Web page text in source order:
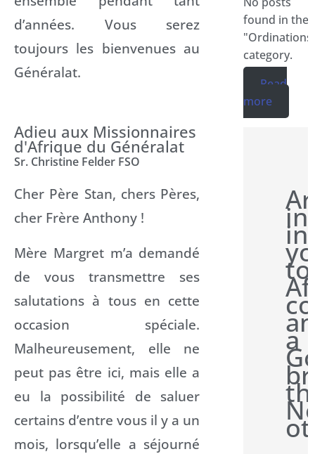
d’années. Vous serez
toujours les bienvenues au
Généralat.
Adieu aux Missionnaires
d'Afrique du Généralat
Sr. Christine Felder FSO
Cher Père Stan, chers Pères,
cher Frère Anthony !
Mère Margret m’a demandé
de vous transmettre ses
salutations à tous en cette
occasion spéciale.
Malheureusement, elle ne
peut pas être ici, mais elle a
eu la possibilité de saluer
certains d’entre vous il y a un
mois, lorsqu’elle a séjourné
found in the
category.
Read
more
in
a